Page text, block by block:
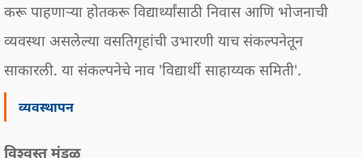
करू पाहणाऱ्या होतकरू विद्यार्थ्यांसाठी निवास आणि भोजनाची
व्यवस्था असलेल्या वसतिगृहांची उभारणी याच संकल्पनेतून
साकारली. या संकल्पनेचे नाव 'विद्यार्थी साहाय्यक समिती'.
व्यवस्थापन
विश्वस्त मंडळ